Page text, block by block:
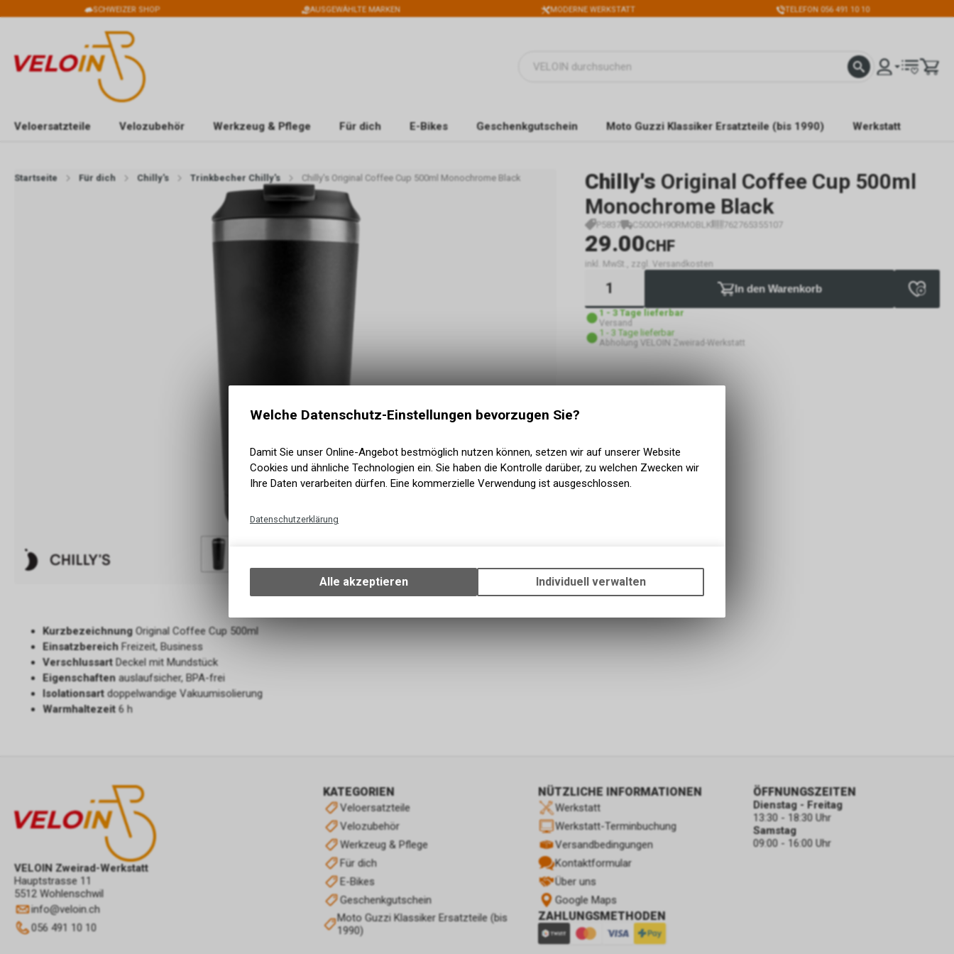
SCHWEIZER SHOP AUSGEWÄHLTE MARKEN MODERNE WERKSTATT TELEFON 056 491 10 10
Veloersatzteile Velozubehör Werkzeug & Pflege Für dich E-Bikes Geschenkgutschein Moto Guzzi Klassiker Ersatzteile (bis 1990) Werkstatt
Startseite Für dich Chilly's Trinkbecher Chilly's Chilly's Original Coffee Cup 500ml Monochrome Black Chilly's Original Coffee Cup 500ml
Monochrome Black
P5837 C500OH90RMOBLK 762765355107
29.00CHF
inkl. MwSt., zzgl. Versandkosten
In den Warenkorb
1 - 3 Tage lieferbar
Versand
1 - 3 Tage lieferbar
Abholung VELOIN Zweirad-Werkstatt
Kurzbezeichnung Original Coffee Cup 500ml
Einsatzbereich Freizeit, Business
Verschlussart Deckel mit Mundstück
Eigenschaften auslaufsicher, BPA-frei
Isolationsart doppelwandige Vakuumisolierung
Warmhaltezeit 6 h
VELOIN Zweirad-Werkstatt
Hauptstrasse 11
5512 Wohlenschwil
info@veloin.ch
056 491 10 10
KATEGORIEN
Veloersatzteile
Velozubehör
Werkzeug & Pflege
Für dich
E-Bikes
Geschenkgutschein
Moto Guzzi Klassiker Ersatzteile (bis
1990)
NÜTZLICHE INFORMATIONEN
Werkstatt
Werkstatt-Terminbuchung
Versandbedingungen
Kontaktformular
Über uns
Google Maps
ZAHLUNGSMETHODEN
ÖFFNUNGSZEITEN
Dienstag - Freitag
13:30 - 18:30 Uhr
Samstag
09:00 - 16:00 Uhr
Welche Datenschutz-Einstellungen bevorzugen Sie?
Damit Sie unser Online-Angebot bestmöglich nutzen können, setzen wir auf unserer Website
Cookies und ähnliche Technologien ein. Sie haben die Kontrolle darüber, zu welchen Zwecken wir
Ihre Daten verarbeiten dürfen. Eine kommerzielle Verwendung ist ausgeschlossen.
Datenschutzerklärung
Ihrem Gerät, um die grundlegenden Funktionen unseres Online-Angebots, wie die
Verwendung des Warenkorbs, zu ermöglichen. Bitte beachten Sie, dass die
zulassen.
Alle akzeptieren Individuell verwalten